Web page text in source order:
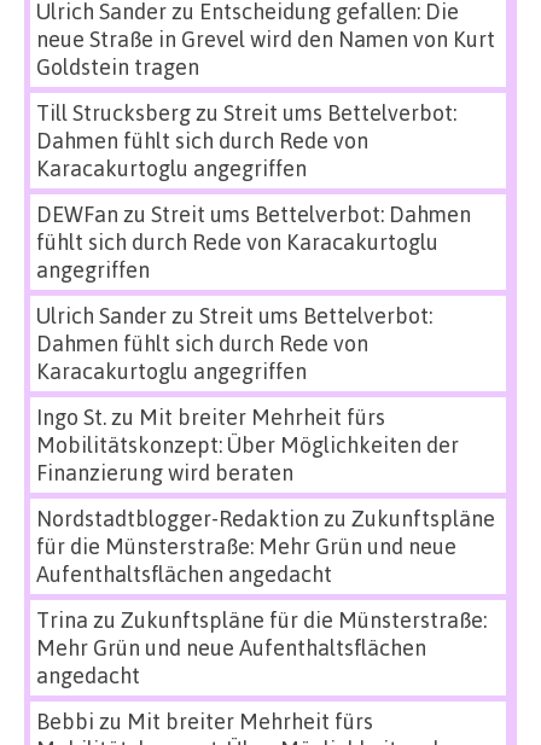
Ulrich Sanderzu Entscheidung gefallen: Die
neue Straße in Grevel wird den Namen von Kurt
Goldstein tragen
Till Strucksbergzu Streit ums Bettelverbot:
Dahmen fühlt sich durch Rede von
Karacakurtoglu angegriffen
DEWFan zu Streit ums Bettelverbot: Dahmen
fühlt sich durch Rede von Karacakurtoglu
angegriffen
Ulrich Sanderzu Streit ums Bettelverbot:
Dahmen fühlt sich durch Rede von
Karacakurtoglu angegriffen
Ingo St.zu Mit breiter Mehrheit fürs
Mobilitätskonzept: Über Möglichkeiten der
Finanzierung wird beraten
Nordstadtblogger-Redaktion zu Zukunftspläne
für die Münsterstraße: Mehr Grün und neue
Aufenthaltsflächen angedacht
Trina zu Zukunftspläne für die Münsterstraße:
Mehr Grün und neue Aufenthaltsflächen
angedacht
Bebbi zu Mit breiter Mehrheit fürs